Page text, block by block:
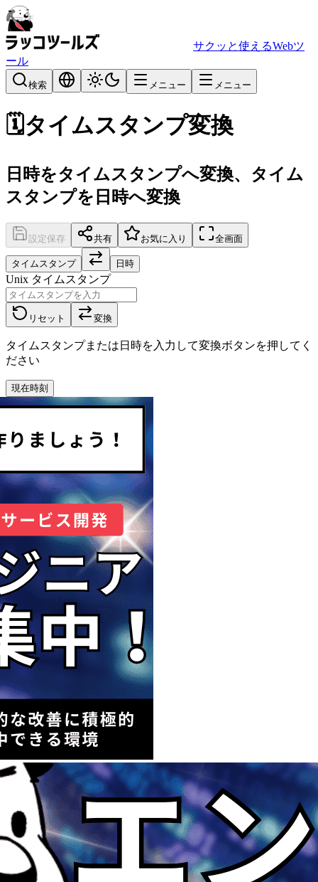
サクッと使えるWebツ
ール
検索 メニュー メニュー
🗓️タイムスタンプ変換
日時をタイムスタンプへ変換、タイム
スタンプを日時へ変換
設定保存 共有 お気に入り 全画面
タイムスタンプ 日時
Unix タイムスタンプ
リセット 変換
タイムスタンプまたは日時を入力して変換ボタンを押してく
ださい
現在時刻